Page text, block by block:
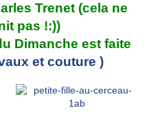
Trenet (cela ne
pas !:))
Dimanche est faite
et couture )